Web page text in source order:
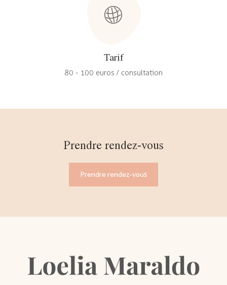
Tarif
80 - 100 euros / consultation
Prendre rendez-vous
Prendre rendez-vous